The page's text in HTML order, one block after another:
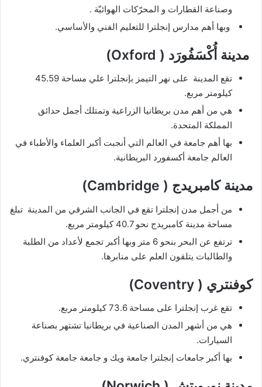
وصناعة القطارات و المحرّكات الهوائيّة .
وبها أهم مدارس إنجلترا للتعليم الفني والأساسي.
مدينة أُكْسَفُورَد ( Oxford)
تقع المدينة على نهر التيمز بإنجلترا علي مساحة 45.59
كيلومتر مربع.
هي من أهم مدن بريطانيا الزراعية وتمتلك أجمل حدائق
المملكة المتحدة.
بها أهم جامعة في العالم التي أنجبت أكبر العلماء والأطباء في
العالم جامعة أكسفورد البريطانية.
مدينة كامبريدج ( Cambridge)
من أجمل مدن إنجلترا تقع في الجانب الشرقي من المدينة تبلغ
مساحة مدينة كامبريدج نحو 40.7 كيلومتر مربع.
ترتفع عن البحر بنحو 6 متر وبها أكبر تجمع لأعداد من الطلبة
والطالبات يتلقون العلم على منابرها.
كوفنتري ( Coventry)
تقع غرب إنجلترا على مساحة 73.6 كيلومتر مربع.
هي من أشهر المدن الصناعية في بريطانيا تشتهر بصناعة
السيارات.
بها أكبر جامعات إنجلترا جامعة ويك و جامعة جامعة كوفنتري.
مدينة نورويتش ( Norwich)